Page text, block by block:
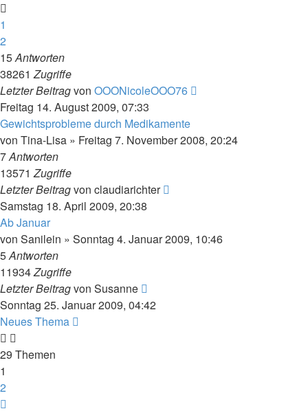
1
2
15Antworten
38261Zugriffe
Letzter Beitragvon OOONicoleOOO76
Freitag 14. August 2009, 07:33
Gewichtsprobleme durch Medikamente
von Tina-Lisa » Freitag 7. November 2008, 20:24
7Antworten
13571Zugriffe
Letzter Beitragvon claudiarichter
Samstag 18. April 2009, 20:38
Ab Januar
von Sanilein » Sonntag 4. Januar 2009, 10:46
5Antworten
11934Zugriffe
Letzter Beitragvon Susanne
Sonntag 25. Januar 2009, 04:42
Neues Thema
29 Themen
1
2